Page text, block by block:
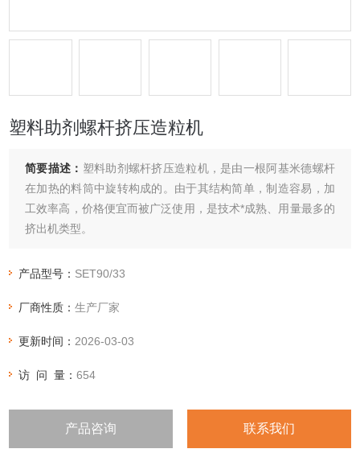
塑料助剂螺杆挤压造粒机
简要描述： 塑料助剂螺杆挤压造粒机，是由一根阿基米德螺杆
在加热的料筒中旋转构成的。由于其结构简单，制造容易，加
工效率高，价格便宜而被广泛使用，是技术*成熟、用量最多的
挤出机类型。
产品型号： SET90/33
厂商性质：生产厂家
更新时间： 2026-03-03
访 问 量：654
产品咨询 联系我们